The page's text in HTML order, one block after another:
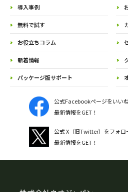
導入事例
無料で試す
お役立ちコラム
新着情報
パッケージ版サポート
公式Facebookページをいい
最新情報をGET！
公式 X（旧Twitter）をフォロ
最新情報をGET！